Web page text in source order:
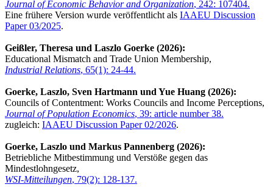
Journal of Economic Behavior and Organization, 242: 107404.
Eine frühere Version wurde veröffentlicht als IAAEU Discussion
Paper 03/2025.
Geißler, Theresa und Laszlo Goerke (2026):
Educational Mismatch and Trade Union Membership,
Industrial Relations, 65(1): 24-44.
Goerke, Laszlo, Sven Hartmann und Yue Huang (2026):
Councils of Contentment: Works Councils and Income Perceptions,
Journal of Population Economics, 39: article number 38.
zugleich: IAAEU Discussion Paper 02/2026.
Goerke, Laszlo und Markus Pannenberg (2026):
Betriebliche Mitbestimmung und Verstöße gegen das
Mindestlohngesetz,
WSI-Mitteilungen, 79(2): 128-137.